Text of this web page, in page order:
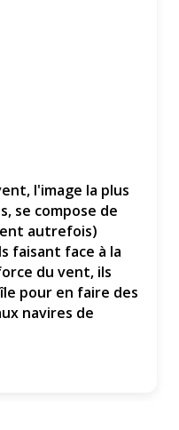
l'image la plus
se compose de
autrefois)
faisant face à la
du vent, ils
pour en faire des
navires de